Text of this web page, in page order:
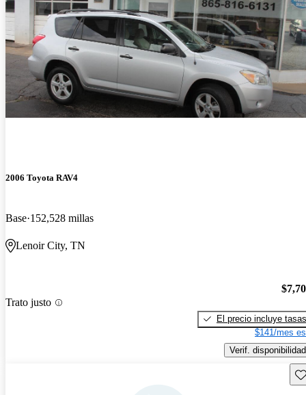
2006 Toyota RAV4
Base 152,528 millas
Lenoir City, TN
Trato justo
El precio incluye tasas
$141/mes
Verif. disponibilidad